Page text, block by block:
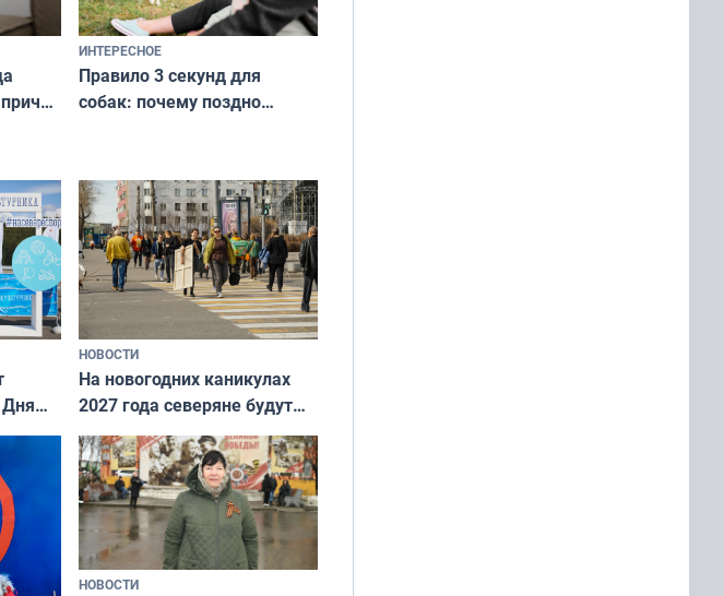
ИНТЕРЕСНОЕ
Правило 3 секунд для
собак: почему поздно
питомцу всё сразу и без
криков
НОВОСТИ
На новогодних каникулах
2027 года северяне будут
отдыхать 11 дней
НОВОСТИ